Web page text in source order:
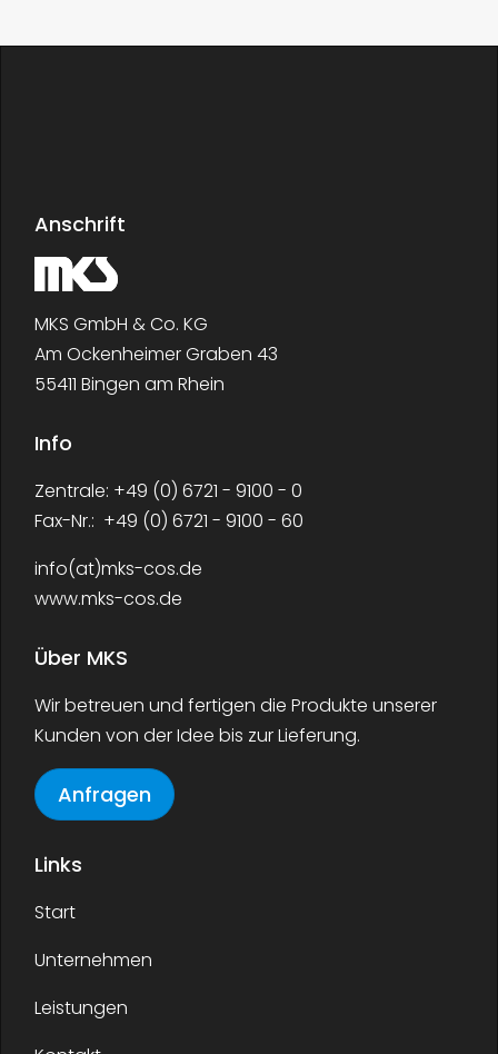
Anschrift
MKS GmbH & Co. KG
Am Ockenheimer Graben 43
55411 Bingen am Rhein
Info
Zentrale: +49 (0) 6721 - 9100 - 0
Fax-Nr.: +49 (0) 6721 - 9100 - 60
info(at)mks-cos.de
www.mks-cos.de
Über MKS
Wir betreuen und fertigen die Produkte unserer
Kunden von der Idee bis zur Lieferung.
Anfragen
Links
Start
Unternehmen
Leistungen